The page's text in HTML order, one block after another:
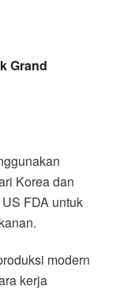
Grand
Korea dan
FDA untuk
modern
kerja